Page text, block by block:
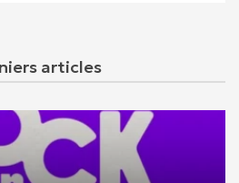
articles